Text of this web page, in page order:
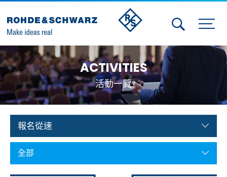
Activities
Contact Us
Member
Calendar
Member Login
ACTIVITIES
活動一覽
報名從速
全部